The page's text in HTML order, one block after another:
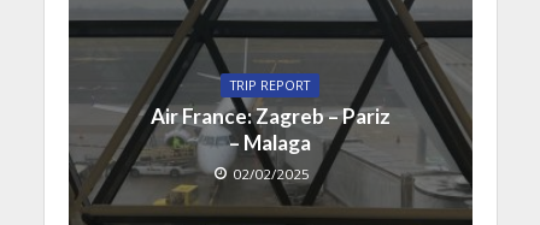
TRIP REPORT
Air France: Zagreb – Pariz
– Malaga
02/02/2025